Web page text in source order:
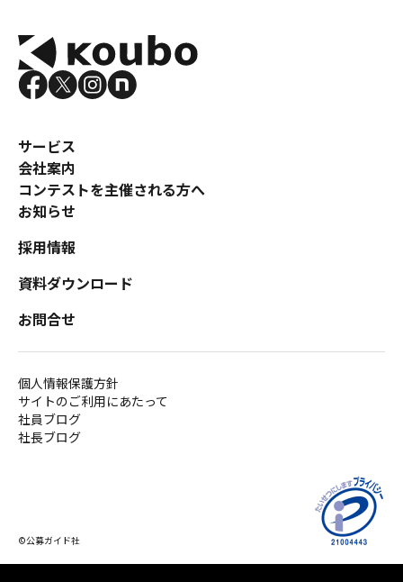
サービス
会社案内
コンテストを主催される方へ
お知らせ
採用情報
資料ダウンロード
お問合せ
個人情報保護方針
サイトのご利用にあたって
社員ブログ
社長ブログ
©公募ガイド社